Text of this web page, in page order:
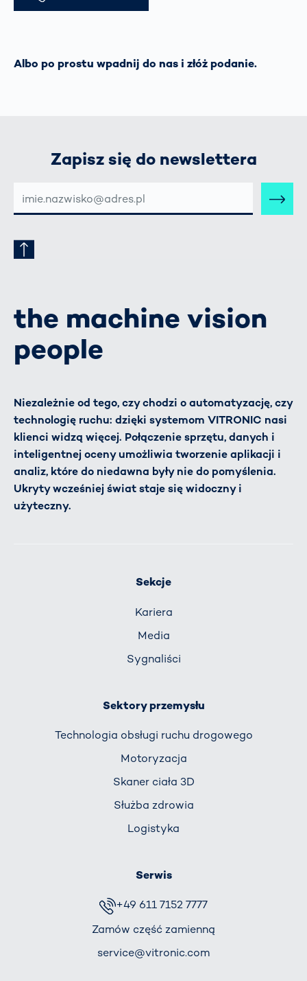
Albo po prostu wpadnij do nas i złóż podanie.
Zapisz się do newslettera
MAIL-
ADRESSE
the machine vision
people
Niezależnie od tego, czy chodzi o automatyzację, czy
technologię ruchu: dzięki systemom VITRONIC nasi
klienci widzą więcej. Połączenie sprzętu, danych i
inteligentnej oceny umożliwia tworzenie aplikacji i
analiz, które do niedawna były nie do pomyślenia.
Ukryty wcześniej świat staje się widoczny i
użyteczny.
Sekcje
Kariera
Media
Sygnaliści
Sektory przemysłu
Technologia obsługi ruchu drogowego
Motoryzacja
Skaner ciała 3D
Służba zdrowia
Logistyka
Serwis
+49 611 7152 7777
Zamów część zamienną
service@vitronic.com